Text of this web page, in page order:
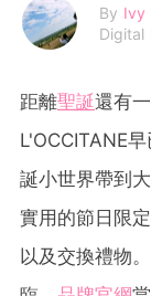
By Ivy
Digital
距離聖誕還有
L'OCCITANE
誕小世界帶到
實用的節日限
以及交換禮物